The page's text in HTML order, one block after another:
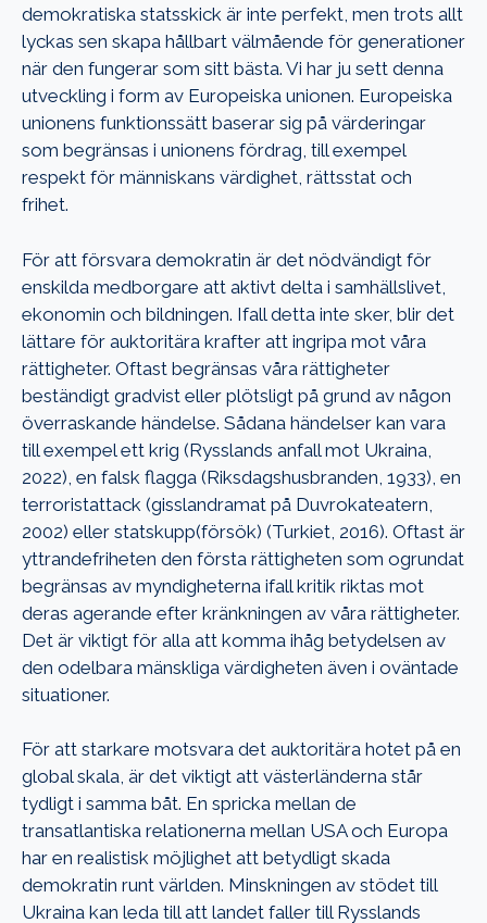
demokratiska statsskick är inte perfekt, men trots allt
lyckas sen skapa hållbart välmående för generationer
när den fungerar som sitt bästa. Vi har ju sett denna
utveckling i form av Europeiska unionen. Europeiska
unionens funktionssätt baserar sig på värderingar
som begränsas i unionens fördrag, till exempel
respekt för människans värdighet, rättsstat och
frihet.
För att försvara demokratin är det nödvändigt för
enskilda medborgare att aktivt delta i samhällslivet,
ekonomin och bildningen. Ifall detta inte sker, blir det
lättare för auktoritära krafter att ingripa mot våra
rättigheter. Oftast begränsas våra rättigheter
beständigt gradvist eller plötsligt på grund av någon
överraskande händelse. Sådana händelser kan vara
till exempel ett krig (Rysslands anfall mot Ukraina,
2022), en falsk flagga (Riksdagshusbranden, 1933), en
terroristattack (gisslandramat på Duvrokateatern,
2002) eller statskupp(försök) (Turkiet, 2016). Oftast är
yttrandefriheten den första rättigheten som ogrundat
begränsas av myndigheterna ifall kritik riktas mot
deras agerande efter kränkningen av våra rättigheter.
Det är viktigt för alla att komma ihåg betydelsen av
den odelbara mänskliga värdigheten även i oväntade
situationer.
För att starkare motsvara det auktoritära hotet på en
global skala, är det viktigt att västerländerna står
tydligt i samma båt. En spricka mellan de
transatlantiska relationerna mellan USA och Europa
har en realistisk möjlighet att betydligt skada
demokratin runt världen. Minskningen av stödet till
Ukraina kan leda till att landet faller till Rysslands